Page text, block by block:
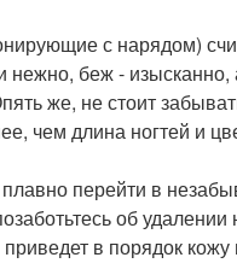
с нарядом)
беж - изысканно,
же, не стоит
чем длина ногтей и
перейти в
об
в порядок кожу